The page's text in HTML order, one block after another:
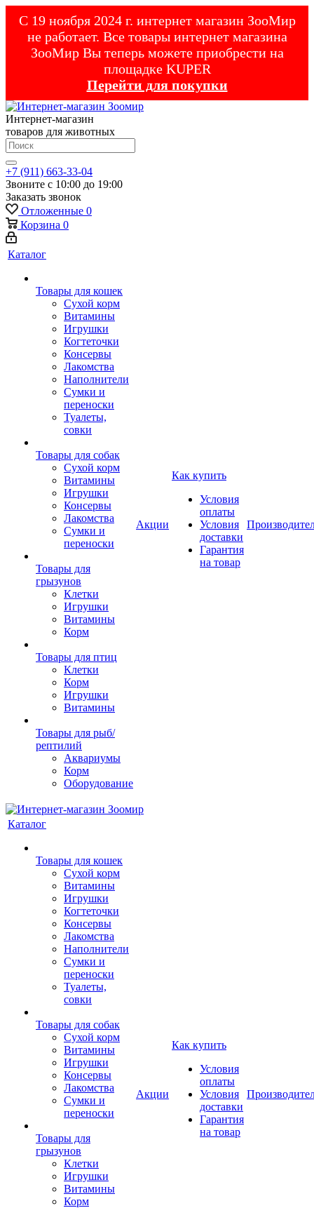
С 19 ноября 2024 г. интернет магазин ЗооМир
не работает. Все товары интернет магазина
ЗооМир Вы теперь можете приобрести на
площадке KUPER
Перейти для покупки
Интернет-магазин
товаров для животных
+7 (911) 663-33-04
Звоните с 10:00 до 19:00
Заказать звонок
Отложенные 0
Корзина 0
Каталог
Товары для кошек
Cухой корм
Витамины
Игрушки
Когтеточки
Консервы
Лакомства
Наполнители
Сумки и
переноски
Туалеты,
совки
Товары для собак
Cухой корм
Витамины
Игрушки
Консервы
Лакомства
Сумки и
переноски
Товары для
грызунов
Клетки
Игрушки
Витамины
Корм
Товары для птиц
Клетки
Корм
Игрушки
Витамины
Товары для рыб/
рептилий
Аквариумы
Корм
Оборудование
Акции
Как купить
Условия
оплаты
Условия
доставки
Гарантия
на товар
Каталог
Товары для кошек
Cухой корм
Витамины
Игрушки
Когтеточки
Консервы
Лакомства
Наполнители
Сумки и
переноски
Туалеты,
совки
Товары для собак
Cухой корм
Витамины
Игрушки
Консервы
Лакомства
Сумки и
переноски
Товары для
грызунов
Клетки
Игрушки
Витамины
Корм
Акции
Как купить
Условия
оплаты
Условия
доставки
Гарантия
на товар